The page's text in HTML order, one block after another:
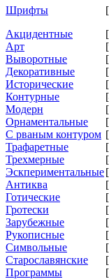
Шрифты
Акцидентные
Арт
Выворотные
Декоративные
Исторические
Контурные
Модерн
Орнаментальные
С рваным контуром
Трафаретные
Трехмерные
Эскпериментальные
Антиква
Готические
Гротески
Зарубежные
Рукописные
Символьные
Старославянские
Программы